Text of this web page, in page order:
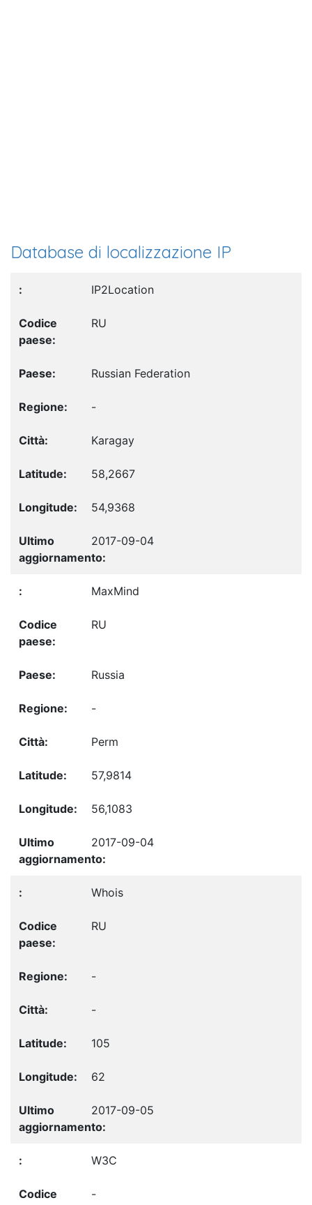
Database di localizzazione IP
IP2Location
RU
Russian Federation
-
Karagay
58,2667
54,9368
2017-09-04
MaxMind
RU
Russia
-
Perm
57,9814
56,1083
2017-09-04
Whois
RU
-
-
105
62
2017-09-05
W3C
-